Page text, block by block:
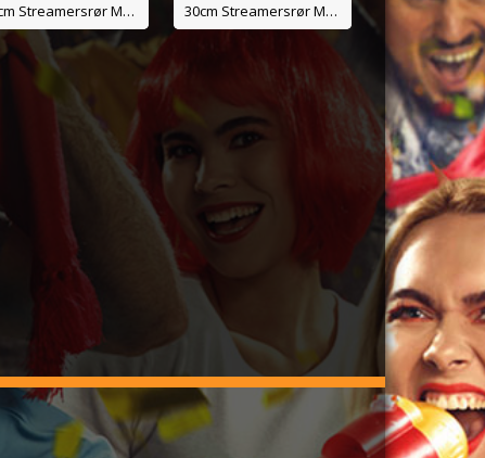
30cm Streamersrør Metal Sølv 30cm Streamersrør Metal Gold